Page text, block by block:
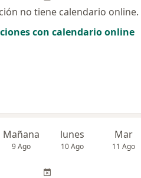
no tiene calendario online.
con calendario online
Mañana
9 Ago
lunes
10 Ago
Mar
11 Ago